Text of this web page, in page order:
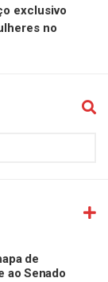
exclusivo
no
de
ao Senado